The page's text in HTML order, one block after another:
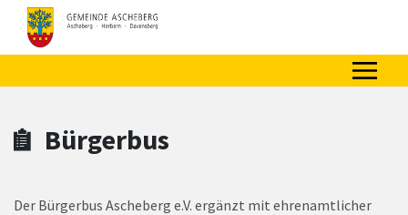
Zum Header
Zum Hauptinhalt
Zum Footer
Zum Hauptinhalt springen
Bürgerbus
Der Bürgerbus Ascheberg e.V. ergänzt mit ehrenamtlicher